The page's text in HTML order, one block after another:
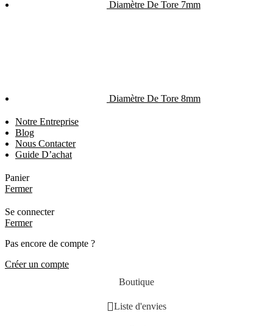
Diamètre De Tore 7mm
Diamètre De Tore 8mm
Notre Entreprise
Blog
Nous Contacter
Guide D’achat
Panier
Fermer
Se connecter
Fermer
Pas encore de compte ?
Créer un compte
Boutique
Liste d'envies